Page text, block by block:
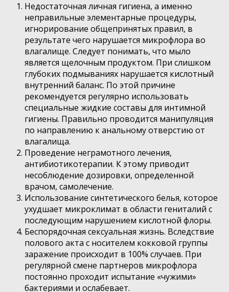
Недостаточная личная гигиена, а именно
неправильные элементарные процедуры,
игнорирование общепринятых правил, в
результате чего нарушается микрофлора во
влагалище. Следует понимать, что мыло
является щелочным продуктом. При слишком
глубоких подмываниях нарушается кислотный
внутренний баланс. По этой причине
рекомендуется регулярно использовать
специальные жидкие составы для интимной
гигиены. Правильно проводится манипуляция
по направлению к анальному отверстию от
влагалища.
Проведение неграмотного лечения,
антибиотикотерапии. К этому приводит
несоблюдение дозировки, определенной
врачом, самолечение.
Использование синтетического белья, которое
ухудшает микроклимат в области гениталий с
последующим нарушением кислотной флоры.
Беспорядочная сексуальная жизнь. Вследствие
полового акта с носителем кокковой группы
заражение происходит в 100% случаев. При
регулярной смене партнеров микрофлора
постоянно проходит испытание «чужими»
бактериями и ослабевает.